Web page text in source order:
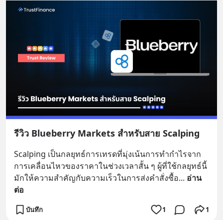
รีวิว Blueberry Markets สำหรับสาย Scalping
Scalping เป็นกลยุทธ์การเทรดที่มุ่งเน้นการทำกำไรจาก
การเคลื่อนไหวของราคาในช่วงเวลาสั้น ๆ ผู้ที่ใช้กลยุทธ์นี้
มักให้ความสำคัญกับความเร็วในการส่งคำสั่งซื้อ... อ่าน
ต่อ
บันทึก 1 1